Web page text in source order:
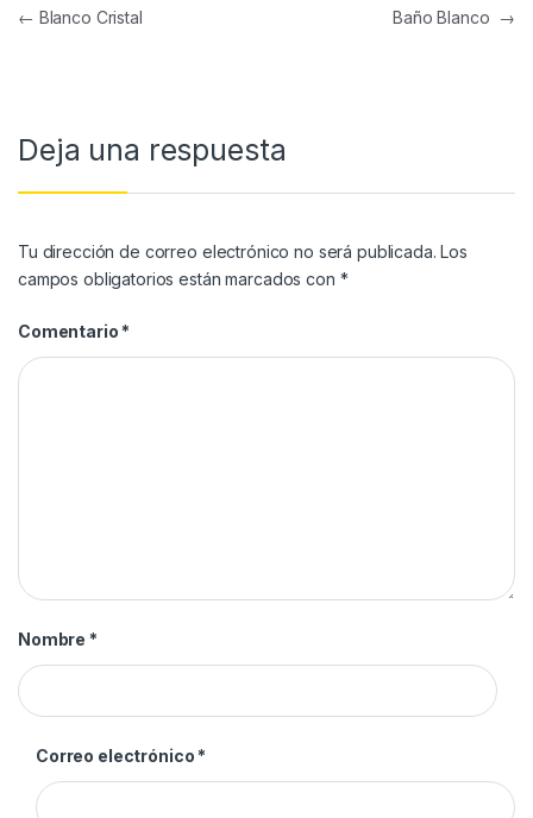
← Blanco Cristal Baño Blanco →
Deja una respuesta
Tu dirección de correo electrónico no será publicada. Los
campos obligatorios están marcados con *
Comentario *
Nombre *
Correo electrónico *